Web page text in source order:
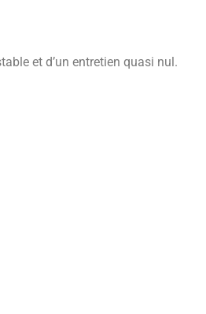
et d’un entretien quasi nul.